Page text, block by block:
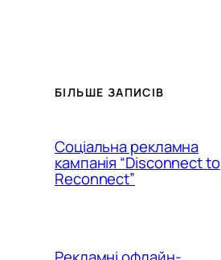
БІЛЬШЕ ЗАПИСІВ
Соціальна рекламна
кампанія “Disconnect to
Reconnect”